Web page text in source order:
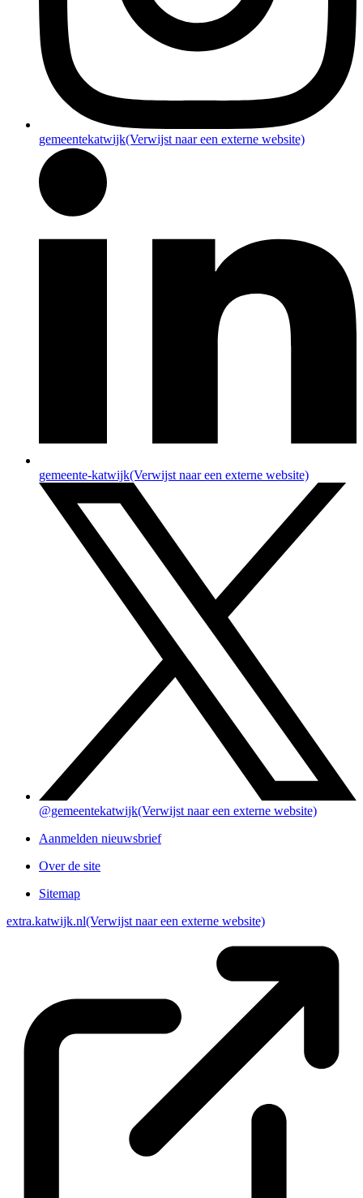
gemeentekatwijk(Verwijst naar een externe website)
gemeente-katwijk(Verwijst naar een externe website)
@gemeentekatwijk(Verwijst naar een externe website)
Aanmelden nieuwsbrief
Over de site
Sitemap
extra.katwijk.nl(Verwijst naar een externe website)